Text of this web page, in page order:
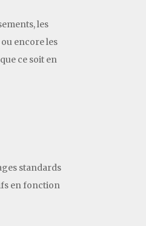
les
encore les
ce soit en
standards
en fonction